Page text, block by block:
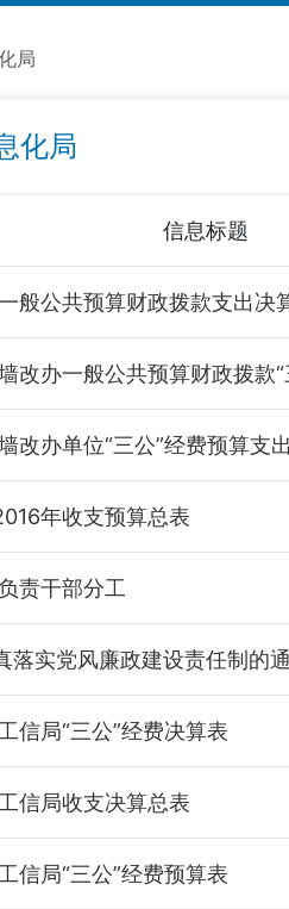
局
化局
信息标题
般公共预算财政拨款支出决
改办一般公共预算财政拨款
改办单位“三公”经费预算支
年收支预算总表
责干部分工
落实党风廉政建设责任制的
信局“三公”经费决算表
信局收支决算总表
信局“三公”经费预算表